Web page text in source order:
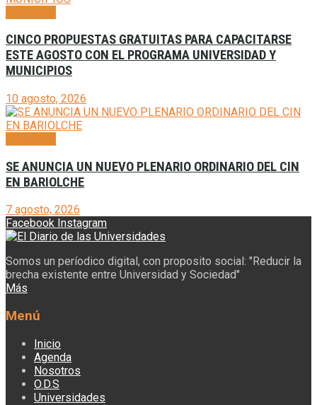
CINCO PROPUESTAS GRATUITAS PARA CAPACITARSE
ESTE AGOSTO CON EL PROGRAMA UNIVERSIDAD Y
MUNICIPIOS
10 agosto, 2026
SE ANUNCIA UN NUEVO PLENARIO ORDINARIO DEL CIN
EN BARIOLCHE
7 agosto, 2026
Facebook Instagram
Somos un períodico digital, con proposito social: "Reducir la
brecha existente entre Universidad y Sociedad"
Más
Menú
Inicio
Agenda
Nosotros
O.D.S
Universidades